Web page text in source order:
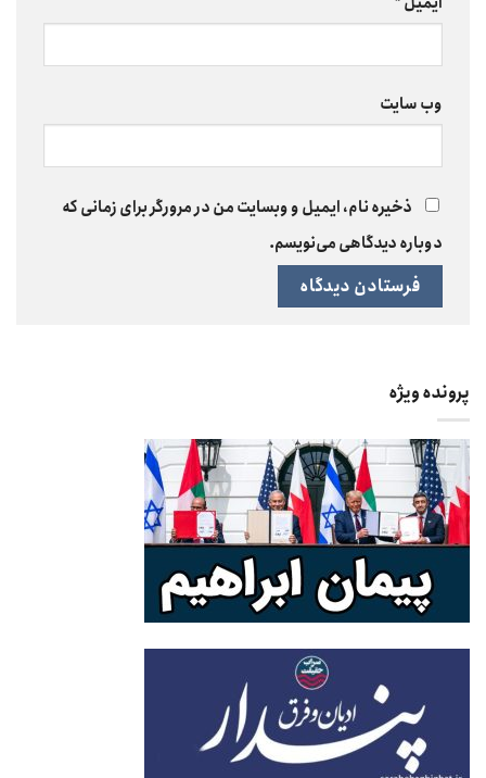
وب‌ سایت
ذخیره نام، ایمیل و وبسایت من در مرورگر برای زمانی که
دوباره دیدگاهی می‌نویسم.
پرونده ویژه